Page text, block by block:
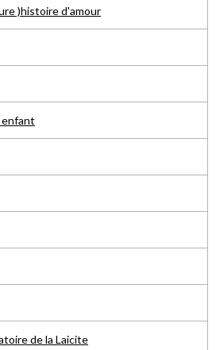
)histoire d'amour
enfant
de la Laicite